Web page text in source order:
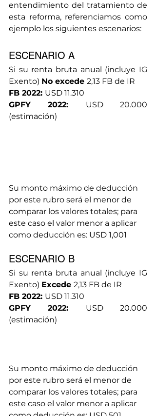
entendimiento del tratamiento de
esta reforma, referenciamos como
ejemplo los siguientes escenarios:
ESCENARIO A
Si su renta bruta anual (incluye IG
Exento) No excede 2,13 FB de IR
FB 2022: USD 11.310
GPFY 2022: USD 20.000
(estimación)
Su monto máximo de deducción
por este rubro será el menor de
comparar los valores totales; para
este caso el valor menor a aplicar
como deducción es: USD 1,001
ESCENARIO B
Si su renta bruta anual (incluye IG
Exento) Excede 2,13 FB de IR
FB 2022: USD 11.310
GPFY 2022: USD 20.000
(estimación)
Su monto máximo de deducción
por este rubro será el menor de
comparar los valores totales; para
este caso el valor menor a aplicar